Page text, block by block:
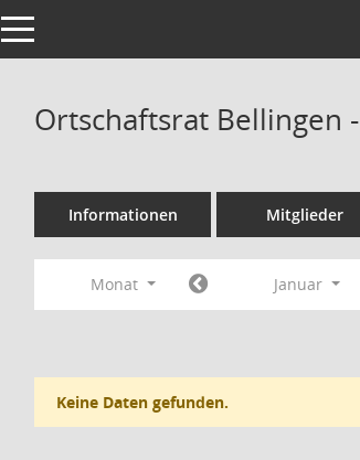
Toggle navigation
Ortschaftsrat Bellingen
Informationen Mitglieder
Monat Januar
Keine Daten gefunden.